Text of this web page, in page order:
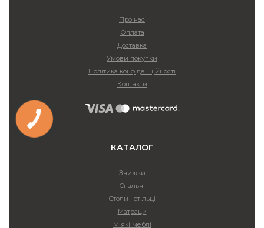
Про нас
Оплата
Доставка
Умови покупки
Політика конфіденційності
Контакти
КАТАЛОГ
Знижки
Спальні
Столи і стільці
Матраци
М'які меблі